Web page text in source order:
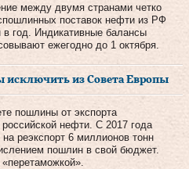
между двумя странами четко
поставок нефти из РФ
год. Индикативные балансы
ежегодно до 1 октября.
исключить из Совета Европы
пошлины от экспорта
нефти. С 2017 года
реэкспорт 6 миллионов тонн
пошлин в свой бюджет.